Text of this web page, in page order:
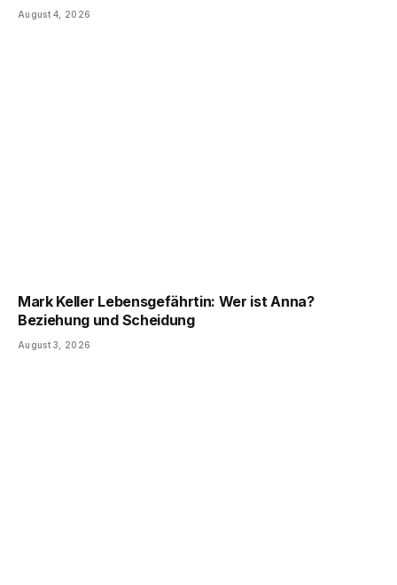
August 4, 2026
Mark Keller Lebensgefährtin: Wer ist Anna?
Beziehung und Scheidung
August 3, 2026